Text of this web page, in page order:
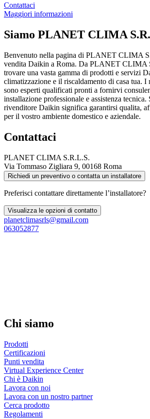
Contattaci
Maggiori informazioni
Siamo PLANET CLIMA
Benvenuto nella pagina di PLANET CLIMA
vendita Daikin a Roma. Da PLANET CLIMA
trovare una vasta gamma di prodotti e servizi
climatizzazione e il riscaldamento di casa tua.
sono esperti qualificati pronti a fornirvi
installazione professionale e assistenza tecnica.
rivenditore Daikin significa garantirsi qualita,
per il vostro ambiente domestico e aziendale.
Contattaci
PLANET CLIMA S.R.L.S.
Via Tommaso Zigliara 9, 00168 Roma
Richiedi un preventivo o contatta un installatore
Preferisci contattare direttamente l’installatore?
Visualizza le opzioni di contatto
planetclimasrls@gmail.com
063052877
Chi siamo
Prodotti
Certificazioni
Punti vendita
Virtual Experience Center
Chi è Daikin
Lavora con noi
Lavora con un nostro partner
Cerca prodotto
Regolamenti